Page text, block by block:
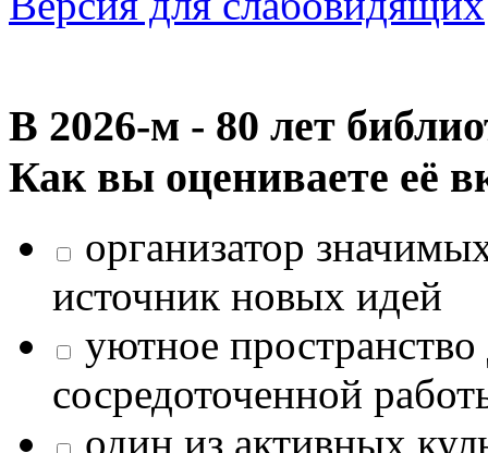
В 2026‑м - 80 лет
Как вы оцениваете её
организатор
источник новых идей
уютное
сосредоточенной
один из активных